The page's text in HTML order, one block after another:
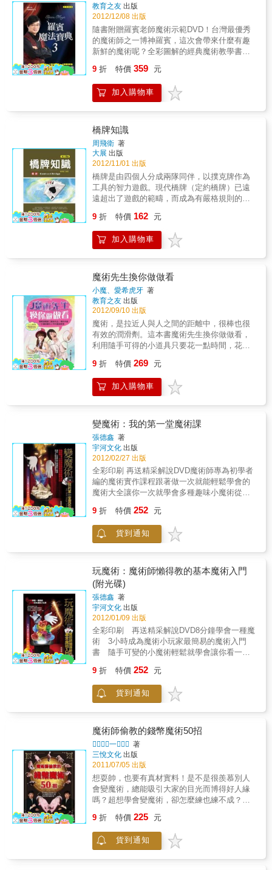
教育之友 出版
2012/12/08 出版
隨書附贈羅賓老師魔術示範DVD！台灣最優秀
的魔術師之一博神羅賓，這次會帶來什麼有趣
新鮮的魔術呢？全彩圖解的經典魔術教學書，
經典硬幣魔術 ★經典鈔票魔術 ★經典進階魔術
不可思議的魔繩吊瓶 用一條繩子就憑空讓小花
瓶懸吊在空中不墜落！無敵神奇的硬幣飛越 讓
袋沒錢囉！效果驚人的氣球爆牌 把觀眾所選的
指定牌洗亂，竟然能在氣球爆破後出現！？羅
賓老師集結二十幾年的魔術經歷，精選出最經
典的二十七個魔術，只要學會這幾招，保證你
可以輕鬆在江湖走跳~還有更多精彩的魔術密技
等你來發掘，跟著羅賓老師一起進入神奇的魔
術世界吧！本書特色★ 魔術界教父級的博神羅
賓睽違七年的最新力作，絕對不容錯過！★ 27
個經典魔術，只要學會這些，保證你功力大
圖文解說及DVD教學，只要有心，人人都能上
手！★ 3款趣味互動，讓你在日常生活中輕輕
鬆鬆就能當個歡樂高手，成為全場的焦點！
9 折 特價 359 元
加入購物車
橋牌知識
周飛衛 著
大展 出版
2012/11/01 出版
橋牌是由四個人分成兩隊同伴，以撲克牌作為
工具的智力遊戲。現代橋牌（定約橋牌）已遠
遠超出了遊戲的範疇，而成為有嚴格規則的世
聯合會於挪威成立。定約橋牌正式成為世界性
的智力運動。
9 折 特價 162 元
加入購物車
魔術先生換你做做看
小魔、愛希虎牙 著
教育之友 出版
2012/09/10 出版
魔術，是拉近人與人之間的距離中，很棒也很
有效的潤滑劑。這本書魔術先生換你做做看，
利用隨手可得的小道具只要花一點時間，花一
昂貴的道具、不需長時間反覆練習。和新朋友
不知道怎麼聊？和老朋友也聊到沒話題了嗎？
隨手可表演的小魔術快速增進你的人際關係，
牙的真人示範唷！本書特色一、【魔術先生】
主持人小魔及宅男甜心愛希虎牙聯合著作。
二、有別於一般的魔術教學書，透過真人情境
劇演示魔術效果，保證讓你笑翻天！三、將魔
術分為五大類：「馬上會」的簡易魔術、可利
用隨身小物的「馬上變」魔術、自己動手做的
「道具DIY」神奇魔術、千變萬化的「撲克牌」
魔術、可以讓你「上台表演」的互動魔術。
四、收錄34個有趣的魔術教學，包含清楚的步
9 折 特價 269 元
加入購物車
變魔術：我的第一堂魔術課
張德鑫 著
宇河文化 出版
2012/02/27 出版
全彩印刷 再送精采解說DVD魔術師專為初學者
編的魔術實作課程跟著做一次就能輕鬆學會的
魔術大全讓你一次就學會多種趣味小魔術從今
產生（從無到有）2、消失（從有到無）3、變
幻（從這樣到那樣）4、轉移（從這裡到那裡）
5、反自然規律（反重力、不可思議的有了生
理現象（預測、語言、透視、心電感應或意念
轉移、催眠、默記）二十種魔術的基本效果1、
產生（包括出現、創造和增加）2、消失（消
失、除去）3、易位（位至的改變）4、改變
（質和形的改變）5、穿透（一個固體物穿過另
一個固體物）6、復原（將毀壞了的東西恢復原
狀）7、賦予生命（使無生命物自己會動）8、
漂浮（改變其重力）9、吸引力（神奇的吸附
力，也是改變動力，用另一相同物體來吸附）
10、共同反應（操縱某一物體，而另一相同物
的）12、反自然現象（反常或畸形的人或動
物）13、使觀眾失敗（請觀眾上台照著做，結
果卻不一樣）14、控制力（用意志力控制無生
字或物體）16、讀心術（讀取對方心中所想）
17、思想傳送（將心中所想以非口述傳送給他
人）18、預言（預測將要發生的事）19、超感
應力（就是俗稱的esp）
extrasensoryperception20、技巧（特殊訓練的
效果）效果一產生一個人或者東西突然憑空產
生，而且讓人無法知道他是如何出現的。你可
菸、空手出紙牌等不斷增加效果型魔術單獨分
類，也不包括像一球變四或快速發生這樣的增
加數量效果的魔術。這些疑問都是可以理解
9 折 特價 252 元
貨到通知
玩魔術：魔術師懶得教的基本魔術入門
(附光碟)
張德鑫 著
宇河文化 出版
2012/01/09 出版
全彩印刷 再送精采解說DVD8分鐘學會一種魔
術 3小時成為魔術小玩家最簡易的魔術入門
書 隨手可變的小魔術輕鬆就學會讓你看一次
第二專長只要你︰年滿5足歲智商56以上雙手正
常使用中腦袋沒有打死結眼睛可以看到蒼蠅飛
你就可以︰480秒學會一種神奇魔術
9 折 特價 252 元
貨到通知
魔術師偷教的錢幣魔術50招
一 著
三悅文化 出版
2011/07/05 出版
想耍帥，也要有真材實料！是不是很羨慕別人
會變魔術，總能吸引大家的目光而博得好人緣
嗎？超想學會變魔術，卻怎麼練也練不成？讓
邊隨手可得的硬幣，即可隨時隨地、揮灑自如
地秀一段精采的表演，失敗率偏低，保證炒熱
聚會氣氛，瞬間拉近朋友們的距離！變魔術，
9 折 特價 225 元
貨到通知